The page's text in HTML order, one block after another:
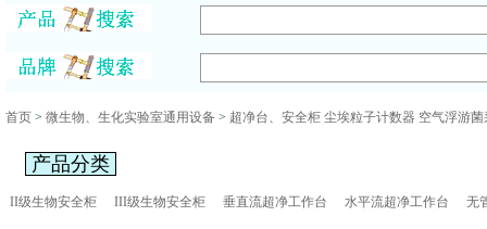
首页> 微生物、生化实验室通用设备 > 超净台、安全柜 尘埃粒子计数器 空气浮游菌
产品分类
II级生物安全柜 III级生物安全柜 垂直流超净工作台 水平流超净工作台 无